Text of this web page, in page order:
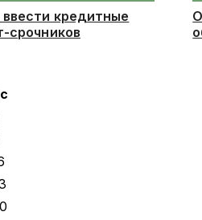
кредитные
срочников